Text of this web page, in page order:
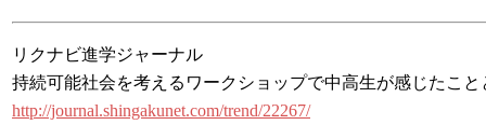
リクナビ進学ジャーナル
持続可能社会を考えるワークショップで中高生が感じたこと
http://journal.shingakunet.com/trend/22267/